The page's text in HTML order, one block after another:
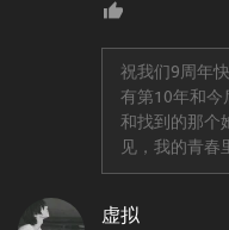
祝我们9周年
有第10年和今
和找到的那个
见，我的青春
虚拟